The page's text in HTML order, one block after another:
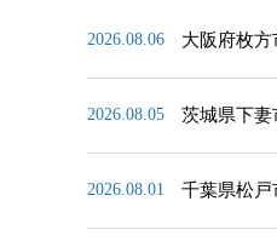
2026.08.06 大阪府枚方
2026.08.05 茨城県下妻
2026.08.01 千葉県松戸